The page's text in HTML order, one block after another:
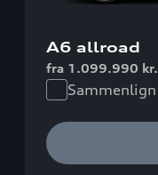
A6 allroad
fra 1.099.990 kr.
Sammenlign